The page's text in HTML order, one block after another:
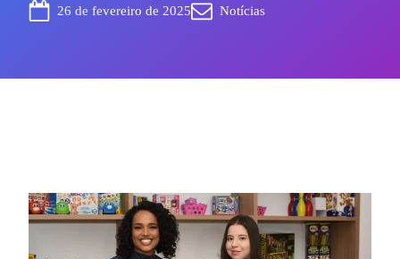
26 de fevereiro de 2025 Notícias